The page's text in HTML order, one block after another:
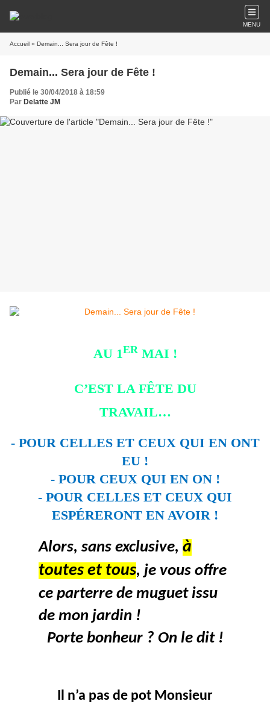
MENU
Accueil » Demain... Sera jour de Fête !
Demain... Sera jour de Fête !
Publié le 30/04/2018 à 18:59
Par Delatte JM
AU 1ERMAI !
C’EST LA FÊTE DU
TRAVAIL…
- POUR CELLES ET CEUX QUI EN ONT
EU !
- POUR CEUX QUI EN ON !
- POUR CELLES ET CEUX QUI
ESPÉRERONT EN AVOIR !
Alors, sans exclusive, à
toutes et tous, je vous offre
ce parterre de muguet issu
de mon jardin !
Porte bonheur ? On le dit !
Il n’a pas de pot Monsieur